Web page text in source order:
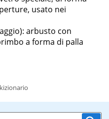
usato nei
arbusto con
a forma di palla